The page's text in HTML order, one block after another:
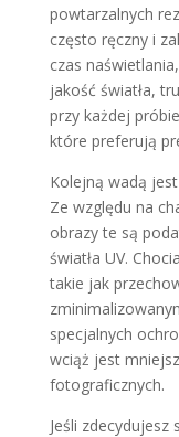
powtarzalnych
często ręczny i
czas
jakość światła,
przy każdej
które preferują
Kolejną wadą
Ze względu na
obrazy te są
światła UV.
takie jak
specjalnych
wciąż jest
fotograficznych.
Jeśli